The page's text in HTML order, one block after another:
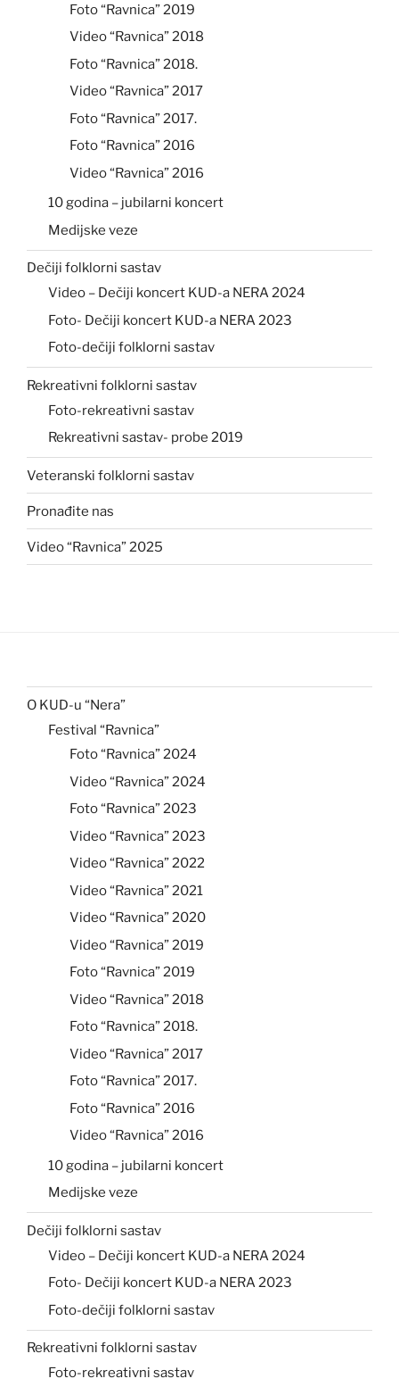
Foto “Ravnica” 2019
Video “Ravnica” 2018
Foto “Ravnica” 2018.
Video “Ravnica” 2017
Foto “Ravnica” 2017.
Foto “Ravnica” 2016
Video “Ravnica” 2016
10 godina – jubilarni koncert
Medijske veze
Dečiji folklorni sastav
Video – Dečiji koncert KUD-a NERA 2024
Foto- Dečiji koncert KUD-a NERA 2023
Foto-dečiji folklorni sastav
Rekreativni folklorni sastav
Foto-rekreativni sastav
Rekreativni sastav- probe 2019
Veteranski folklorni sastav
Pronađite nas
Video “Ravnica” 2025
O KUD-u “Nera”
Festival “Ravnica”
Foto “Ravnica” 2024
Video “Ravnica” 2024
Foto “Ravnica” 2023
Video “Ravnica” 2023
Video “Ravnica” 2022
Video “Ravnica” 2021
Video “Ravnica” 2020
Video “Ravnica” 2019
Foto “Ravnica” 2019
Video “Ravnica” 2018
Foto “Ravnica” 2018.
Video “Ravnica” 2017
Foto “Ravnica” 2017.
Foto “Ravnica” 2016
Video “Ravnica” 2016
10 godina – jubilarni koncert
Medijske veze
Dečiji folklorni sastav
Video – Dečiji koncert KUD-a NERA 2024
Foto- Dečiji koncert KUD-a NERA 2023
Foto-dečiji folklorni sastav
Rekreativni folklorni sastav
Foto-rekreativni sastav